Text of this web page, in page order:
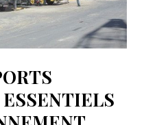
ESSENTIELS